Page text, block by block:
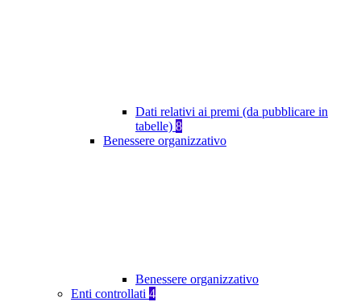
Dati relativi ai premi (da pubblicare in
tabelle) 8
Benessere organizzativo
Benessere organizzativo
Enti controllati 4